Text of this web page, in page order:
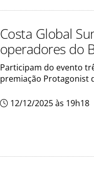
Costa Global
operadores do
Participam do evento
premiação Protagonist
12/12/2025 às 19h18